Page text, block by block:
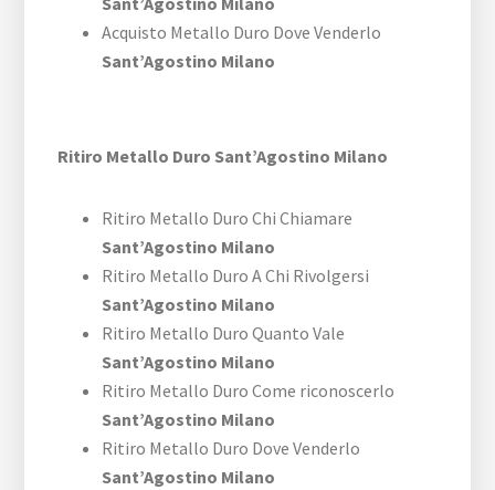
Acquisto Metallo Duro Dove Venderlo
Sant’Agostino Milano
Ritiro Metallo Duro Sant’Agostino Milano
Ritiro Metallo Duro Chi Chiamare
Sant’Agostino Milano
Ritiro Metallo Duro A Chi Rivolgersi
Sant’Agostino Milano
Ritiro Metallo Duro Quanto Vale
Sant’Agostino Milano
Ritiro Metallo Duro Come riconoscerlo
Sant’Agostino Milano
Ritiro Metallo Duro Dove Venderlo
Sant’Agostino Milano